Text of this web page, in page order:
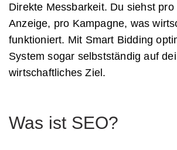
Direkte Messbarkeit. Du siehst
Anzeige, pro Kampagne, was
funktioniert. Mit Smart Bidding
System sogar selbstständig auf
wirtschaftliches Ziel.
Was ist SEO?